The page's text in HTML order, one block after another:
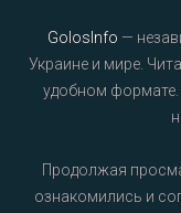
GolosInfo —
Украине и мире.
удобном формате.
Продолжая
ознакомились и